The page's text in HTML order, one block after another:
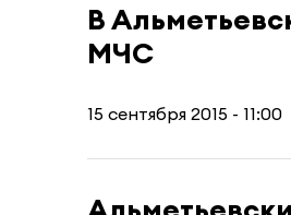
В
МЧС
15 сентября 2015 - 11:00